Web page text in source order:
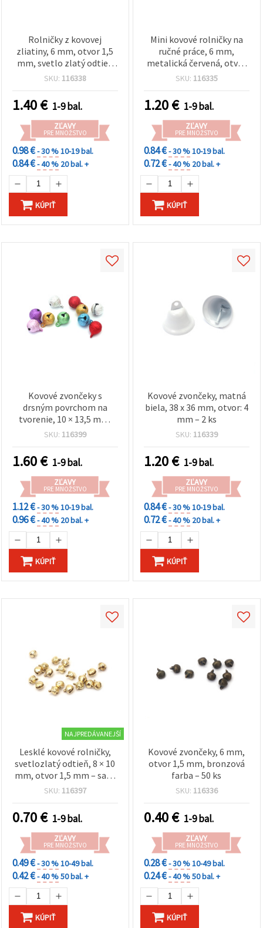
Rolničky z kovovej
zliatiny, 6 mm, otvor 1,5
mm, svetlo zlatý odtieň
(gold-tone) – balenie 20
a vianočné dekorácie
SKU: 116338
1.40€ 1-9 bal.
ZĽAVY
PRE MNOŽSTVO
0.98 €- 30 %10-19 bal.
0.84 €- 40 % 20 bal. +
KÚPIŤ
Mini kovové rolničky na
ručné práce, 6 mm,
metalická červená, otvor
1,5 mm, 20 ks – DIY výroba
dekorácie
SKU: 116335
1.20€ 1-9 bal.
ZĽAVY
PRE MNOŽSTVO
0.84 €- 30 %10-19 bal.
0.72 €- 40 % 20 bal. +
KÚPIŤ
Kovové zvončeky s
drsným povrchom na
tvorenie, 10 × 13,5 mm,
otvor 2,5 mm, mix farieb,
SKU: 116399
1.60€ 1-9 bal.
ZĽAVY
PRE MNOŽSTVO
1.12 €- 30 %10-19 bal.
0.96 €- 40 % 20 bal. +
KÚPIŤ
Kovové zvončeky, matná
biela, 38 x 36 mm, otvor: 4
mm – 2 ks
SKU: 116339
1.20€ 1-9 bal.
ZĽAVY
PRE MNOŽSTVO
0.84 €- 30 %10-19 bal.
0.72 €- 40 % 20 bal. +
KÚPIŤ
NAJPREDÁVANEJŠÍ
Lesklé kovové rolničky,
svetlozlatý odtieň, 8 × 10
mm, otvor 1,5 mm – sada
50 ks na sviatočné
dekorácie a kreatívne DIY
projekty
SKU: 116397
0.70€ 1-9 bal.
ZĽAVY
PRE MNOŽSTVO
0.49 €- 30 %10-49 bal.
0.42 €- 40 %50 bal. +
KÚPIŤ
Kovové zvončeky, 6 mm,
otvor 1,5 mm, bronzová
farba – 50 ks
SKU: 116336
0.40€ 1-9 bal.
ZĽAVY
PRE MNOŽSTVO
0.28 €- 30 %10-49 bal.
0.24 €- 40 %50 bal. +
KÚPIŤ